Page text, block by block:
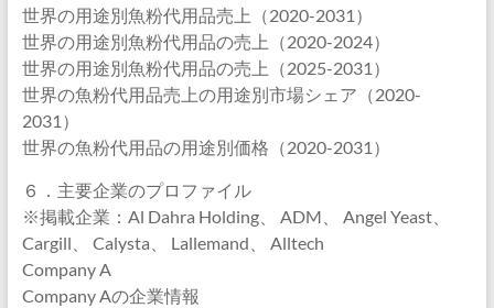
世界の用途別魚粉代用品売上（2020-2031）
世界の用途別魚粉代用品の売上（2020-2024）
世界の用途別魚粉代用品の売上（2025-2031）
世界の魚粉代用品売上の用途別市場シェア（2020-
2031）
世界の魚粉代用品の用途別価格（2020-2031）
６．主要企業のプロファイル
※掲載企業：Al Dahra Holding、 ADM、 Angel Yeast、
Cargill、 Calysta、 Lallemand、 Alltech
Company A
Company Aの企業情報